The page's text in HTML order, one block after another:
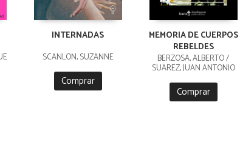
INTERNADAS
SCANLON, SUZANNE
Comprar
MEMORIA DE CUERPOS
REBELDES
BERZOSA, ALBERTO /
SUAREZ, JUAN ANTONIO
Comprar